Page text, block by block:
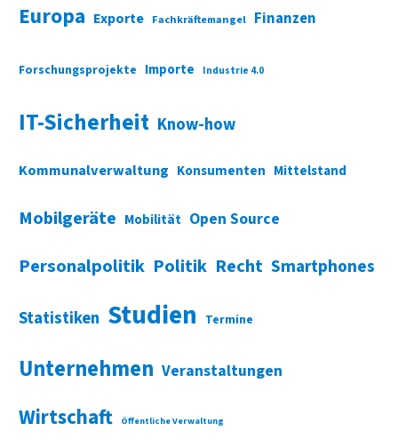
Europa Exporte Fachkräftemangel Finanzen
Forschungsprojekte Importe Industrie 4.0
IT-Sicherheit Know-how
Kommunalverwaltung Konsumenten Mittelstand
Mobilgeräte Mobilität Open Source
Personalpolitik Politik Recht Smartphones
Statistiken Studien Termine
Unternehmen Veranstaltungen
Wirtschaft Öffentliche Verwaltung